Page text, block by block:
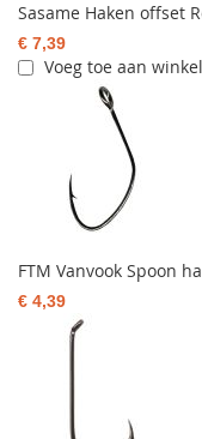
Sasame Haken offset
€ 7,39
Voeg toe aan
FTM Vanvook Spoon
€ 4,39